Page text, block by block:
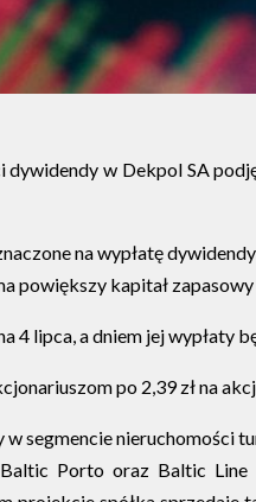
dywidendy w Dekpol SA
na wypłatę
powiększy kapitał zapasowy
4 lipca, a dniem jej wypłaty
po 2,39 zł na
w segmencie
Porto oraz Baltic Line